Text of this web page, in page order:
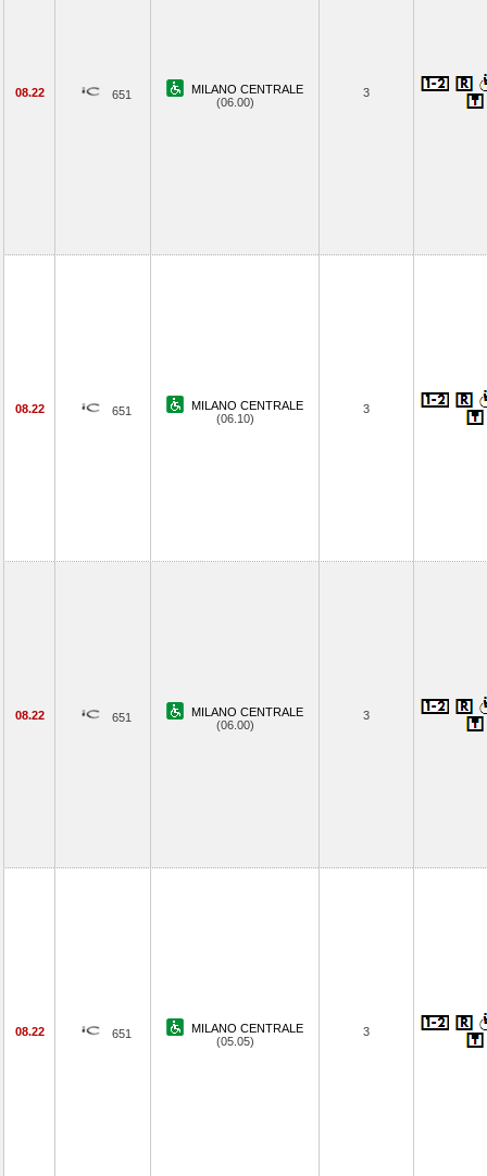
08.22 651
MILANO CENTRALE
(06.00)
3
08.22 651
MILANO CENTRALE
(06.10)
3
08.22 651
MILANO CENTRALE
(06.00)
3
08.22 651
MILANO CENTRALE
(05.05)
3